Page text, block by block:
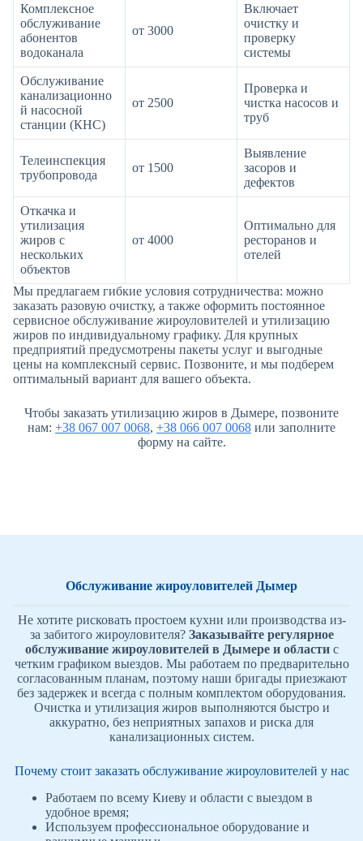
Комплексное
обслуживание
абонентов
водоканала
от 3000
Включает
очистку и
проверку
системы
Обслуживание
канализационно
й насосной
станции (КНС)
от 2500
Проверка и
чистка насосов и
труб
Телеинспекция
трубопровода
от 1500
Выявление
засоров и
дефектов
Откачка и
утилизация
жиров с
нескольких
объектов
от 4000
Оптимально для
ресторанов и
отелей
Мы предлагаем гибкие условия сотрудничества: можно
заказать разовую очистку, а также оформить постоянное
сервисное обслуживание жироуловителей и утилизацию
жиров по индивидуальному графику. Для крупных
предприятий предусмотрены пакеты услуг и выгодные
цены на комплексный сервис. Позвоните, и мы подберем
оптимальный вариант для вашего объекта.
Чтобы заказать утилизацию жиров в Дымере, позвоните
нам: +38 067 007 0068, +38 066 007 0068 или заполните
форму на сайте.
Обслуживание жироуловителей Дымер
Не хотите рисковать простоем кухни или производства из-
за забитого жироуловителя? Заказывайте регулярное
обслуживание жироуловителей в Дымере и областис
четким графиком выездов. Мы работаем по предварительно
согласованным планам, поэтому наши бригады приезжают
без задержек и всегда с полным комплектом оборудования.
Очистка и утилизация жиров выполняются быстро и
аккуратно, без неприятных запахов и риска для
канализационных систем.
Почему стоит заказать обслуживание жироуловителей у нас
Работаем по всему Киеву и области с выездом в
удобное время;
Используем профессиональное оборудование и